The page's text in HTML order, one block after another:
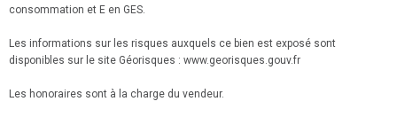
consommation et E en GES.
Les informations sur les risques auxquels ce bien est exposé sont
disponibles sur le site Géorisques : www.georisques.gouv.fr
Les honoraires sont à la charge du vendeur.